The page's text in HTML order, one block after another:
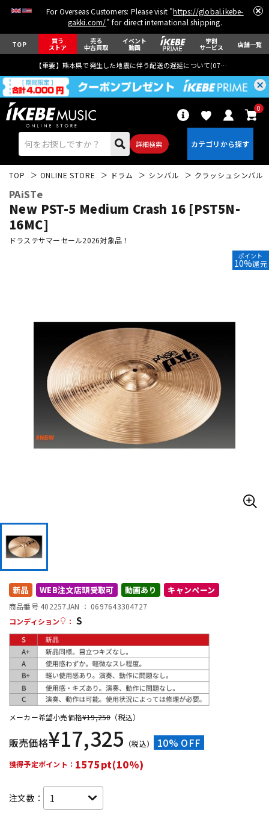
For Overseas Customers: Please visit "https://global.ikebe-
gakki.com/" for direct international shipping.
TOP 買う
ストア
売る
中古買取
イベント
動画
学割
サービス 店舗一覧
【重要】熊本県で発生した地震に伴う配送の遅延について(07月29日
詳細検索
0
エレキギター
キーボード 電子ピアノ
管楽器 その他楽器
配信/ライブ機器 楽器アクセサリ
中古 ヴィンテージ
TOP ONLINE STORE ドラム シンバル クラッシュシンバル
PAiSTe
New PST-5 Medium Crash 16 [PST5N-
16MC]
ドラステサマーセール2026対象品！
ポイント
10%還元
新品 WEB注文店頭受取可 動画あり キャンペーン
商品番号 402257JAN ： 0697643304727
コンディション
： S
メーカー希望小売価格¥19,250 （税込）
販売価格¥17,325 （税込） 10% OFF
獲得予定ポイント： 1575pt(10%)
注文数：